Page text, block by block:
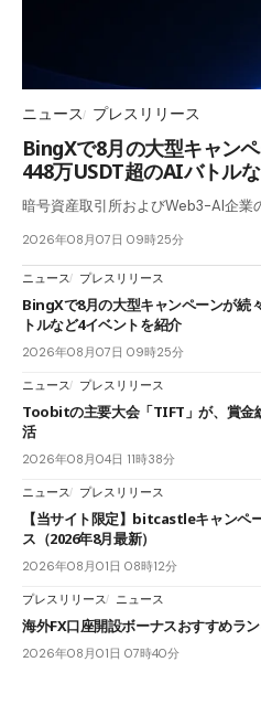
ニュース プレスリリース
BingXで8月の大型キャン
448万USDT超のAIバトル
暗号資産取引所およびWeb3-AI企業
2026年08月07日 09時25分
ニュース プレスリリース
BingXで8月の大型キャンペーンが続
トルなど4イベントを紹介
2026年08月07日 09時25分
ニュース プレスリリース
Toobitの主要大会「TIFT」が、賞金
活
2026年08月04日 11時38分
ニュース プレスリリース
【当サイト限定】bitcastleキャンペ
ス（2026年8月最新）
2026年08月01日 08時12分
プレスリリース ニュース
海外FX口座開設ボーナスおすすめラ
2026年08月01日 07時40分